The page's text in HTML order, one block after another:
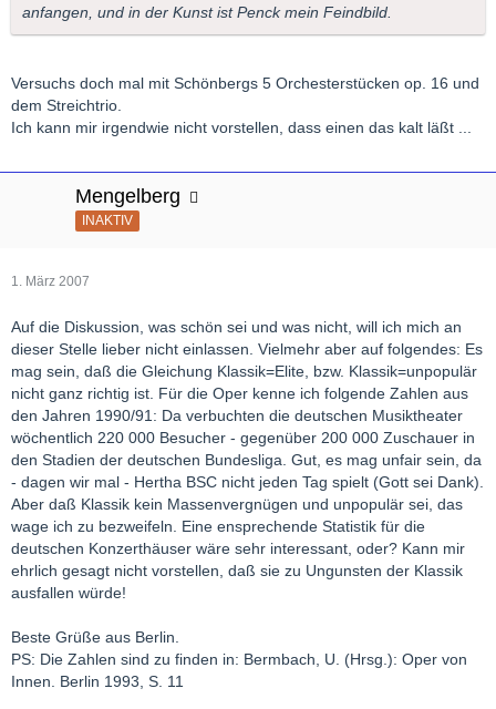
anfangen, und in der Kunst ist Penck mein Feindbild.
Versuchs doch mal mit Schönbergs 5 Orchesterstücken op. 16 und
dem Streichtrio.
Ich kann mir irgendwie nicht vorstellen, dass einen das kalt läßt ...
Mengelberg
INAKTIV
1. März 2007
Auf die Diskussion, was schön sei und was nicht, will ich mich an
dieser Stelle lieber nicht einlassen. Vielmehr aber auf folgendes: Es
mag sein, daß die Gleichung Klassik=Elite, bzw. Klassik=unpopulär
nicht ganz richtig ist. Für die Oper kenne ich folgende Zahlen aus
den Jahren 1990/91: Da verbuchten die deutschen Musiktheater
wöchentlich 220 000 Besucher - gegenüber 200 000 Zuschauer in
den Stadien der deutschen Bundesliga. Gut, es mag unfair sein, da
- dagen wir mal - Hertha BSC nicht jeden Tag spielt (Gott sei Dank).
Aber daß Klassik kein Massenvergnügen und unpopulär sei, das
wage ich zu bezweifeln. Eine ensprechende Statistik für die
deutschen Konzerthäuser wäre sehr interessant, oder? Kann mir
ehrlich gesagt nicht vorstellen, daß sie zu Ungunsten der Klassik
ausfallen würde!
Beste Grüße aus Berlin.
PS: Die Zahlen sind zu finden in: Bermbach, U. (Hrsg.): Oper von
Innen. Berlin 1993, S. 11